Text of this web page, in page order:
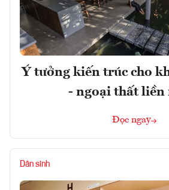
Ý tưởng kiến trúc cho
- ngoại thất liền
Đọc ngay
Dân sinh